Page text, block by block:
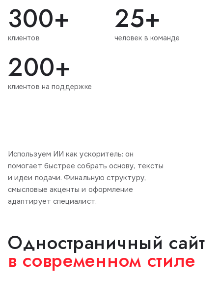
300+
клиентов
25+
человек в команде
200+
клиентов на поддержке
Используем ИИ как ускоритель: он
помогает быстрее собрать основу, тексты
и идеи подачи. Финальную структуру,
смысловые акценты и оформление
адаптирует специалист.
Одностраничный сайт
в современном стиле